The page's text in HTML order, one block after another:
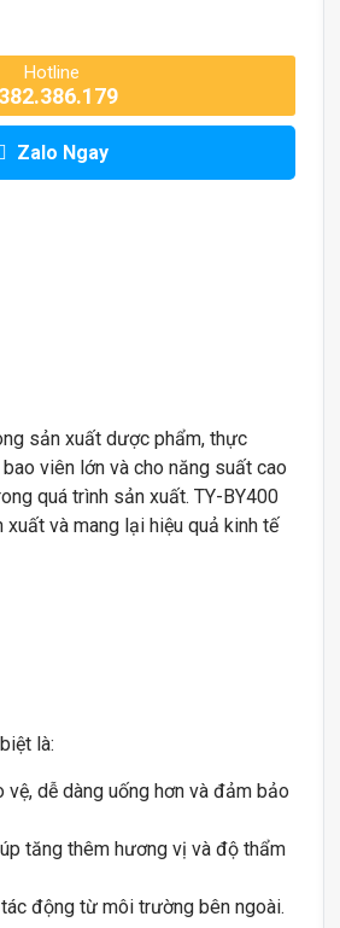
Hotline
Zalo Ngay
sản xuất dược phẩm, thực
viên lớn và cho năng suất cao
quá trình sản xuất. TY-BY400
và mang lại hiệu quả kinh tế
là:
dễ dàng uống hơn và đảm bảo
tăng thêm hương vị và độ thẩm
động từ môi trường bên ngoài.